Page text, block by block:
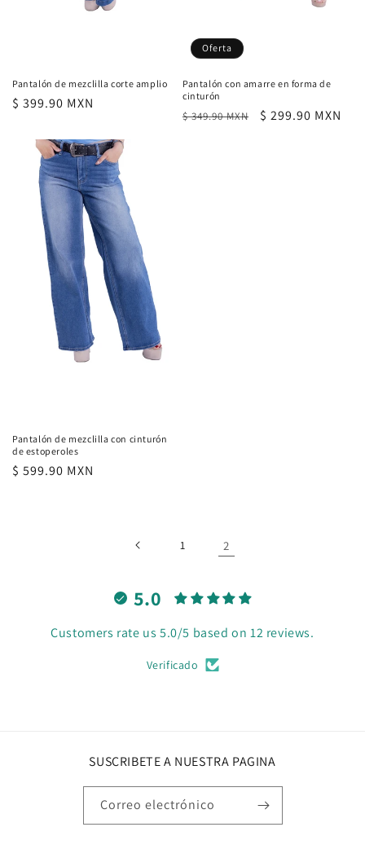
Pantalón de mezclilla corte amplio
Precio
$ 399.90 MXN
Oferta
Pantalón con amarre en forma de
cinturón
Precio
$ 349.90 MXN
Precio
$ 299.90 MXN
Pantalón de mezclilla con cinturón
de estoperoles
Precio
$ 599.90 MXN
1 2
5.0
Customers rate us 5.0/5 based on 12 reviews.
Verificado
SUSCRIBETE A NUESTRA PAGINA
Correo electrónico